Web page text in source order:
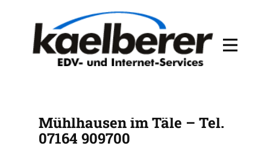
Mühlhausen im Täle – Tel.
07164 909700